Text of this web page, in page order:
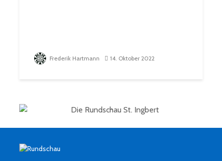
Frederik Hartmann 14. Oktober 2022